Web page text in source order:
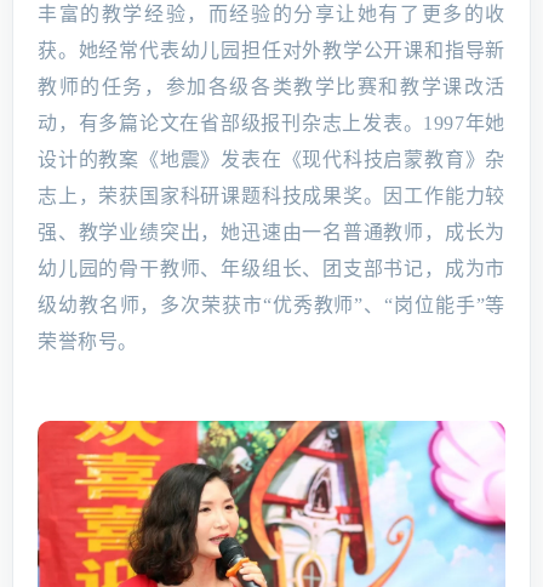
丰富的教学经验，而经验的分享让她有了更多的收
获。她经常代表幼儿园担任对外教学公开课和指导新
教师的任务，参加各级各类教学比赛和教学课改活
动，有多篇论文在省部级报刊杂志上发表。1997年她
设计的教案《地震》发表在《现代科技启蒙教育》杂
志上，荣获国家科研课题科技成果奖。因工作能力较
强、教学业绩突出，她迅速由一名普通教师，成长为
幼儿园的骨干教师、年级组长、团支部书记，成为市
级幼教名师，多次荣获市“优秀教师”、“岗位能手”等
荣誉称号。